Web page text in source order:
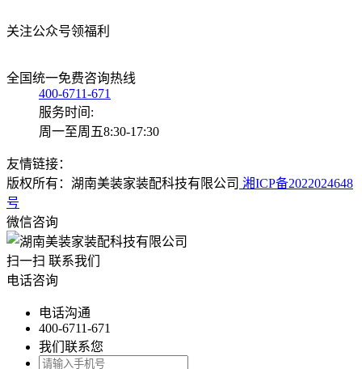
关注公众号领福利
全国统一免费咨询热线
400-6711-671
服务时间:
周一至周五8:30-17:30
友情链接：
版权所有：湖南美装家装配科技有限公司 湘ICP备2022024648
号
微信咨询
扫一扫 联系我们
电话咨询
电话沟通
400-6711-671
我们联系您